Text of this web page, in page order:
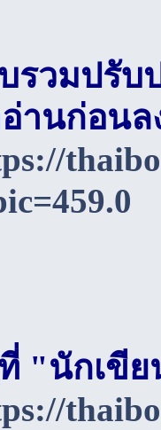
รวมปรับ
านก่อน
"นักเขี